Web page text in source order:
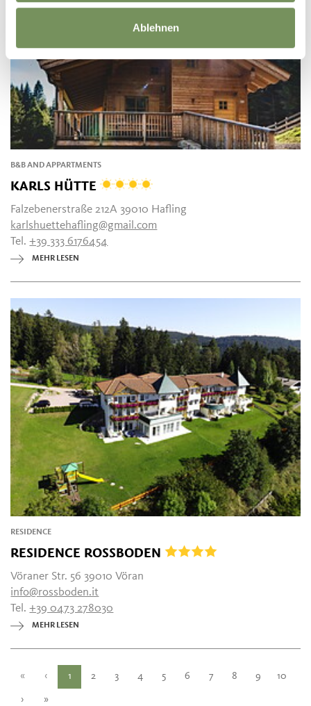
Ablehnen
B&B AND APPARTMENTS
KARLS HÜTTE
Falzebenerstraße 212A 39010 Hafling
karlshuettehafling@gmail.com
Tel.+39 333 6176454
MEHR LESEN
RESIDENCE
RESIDENCE ROSSBODEN
Vöraner Str. 56 39010 Vöran
info@rossboden.it
Tel.+39 0473 278030
MEHR LESEN
« ‹ 1 2 3 4 5 6 7 8 9 10
› »